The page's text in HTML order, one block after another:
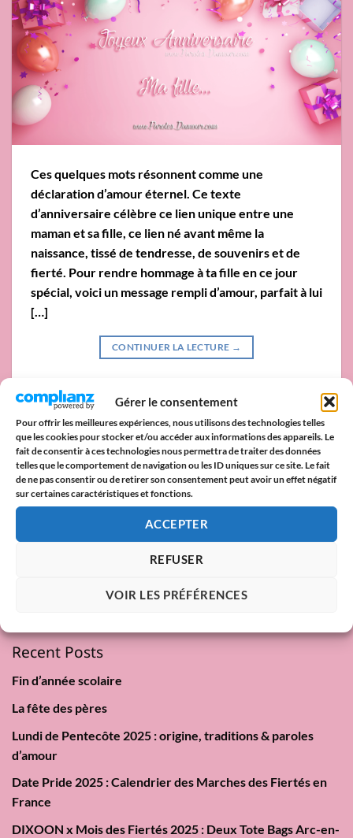
Gérer le consentement
Pour offrir les meilleures expériences, nous utilisons des technologies telles
que les cookies pour stocker et/ou accéder aux informations des appareils. Le
fait de consentir à ces technologies nous permettra de traiter des données
telles que le comportement de navigation ou les ID uniques sur ce site. Le fait
de ne pas consentir ou de retirer son consentement peut avoir un effet négatif
sur certaines caractéristiques et fonctions.
ACCEPTER
REFUSER
VOIR LES PRÉFÉRENCES
Ces quelques mots résonnent comme une
déclaration d’amour éternel. Ce texte
d’anniversaire célèbre ce lien unique entre une
maman et sa fille, ce lien né avant même la
naissance, tissé de tendresse, de souvenirs et de
fierté. Pour rendre hommage à ta fille en ce jour
spécial, voici un message rempli d’amour, parfait à lui
[…]
CONTINUER LA LECTURE →
Posté dansFille Joyeux anniversaire|Tagged
fille,anniversaire fille adulte anniversaire ma fille
citation
anniversaire fille,joyeux anniversaire ma fille,lettre anniversaire
fille,lettre d'anniversaire,maman fille relation,message
anniversaire touchant,message d’amour maman,message pour
anniversaire fille,mots d’amour pour ma fille,paroles
d'amour,texte émouvant maman fille
Recent Posts
Fin d’année scolaire
La fête des pères
Lundi de Pentecôte 2025 : origine, traditions & paroles
d’amour
Date Pride 2025 : Calendrier des Marches des Fiertés en
France
DIXOON x Mois des Fiertés 2025 : Deux Tote Bags Arc-en-